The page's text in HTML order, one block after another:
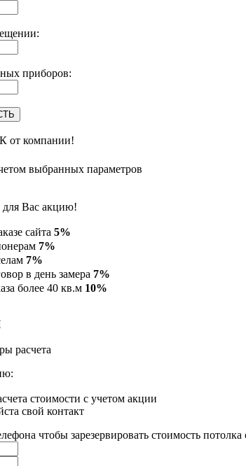
приборов:
от компании!
выбранных параметров
Вас акцию!
сайта 5%
7%
7%
в день замера 7%
более 40 кв.м 10%
расчета
стоимости с учетом акции
свой контакт
чтобы зарезервировать стоимость